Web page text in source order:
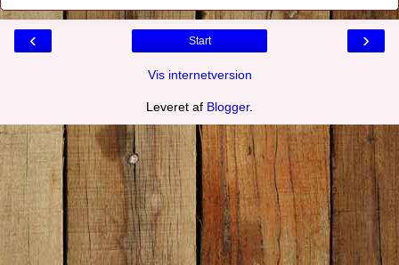
‹ ›
Start
Vis internetversion
Leveret af Blogger.